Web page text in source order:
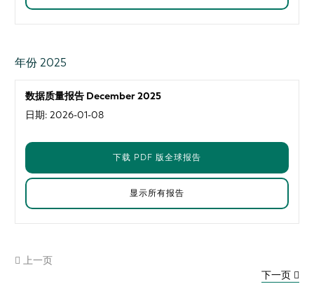
年份 2025
数据质量报告 December 2025
日期: 2026-01-08
下载 PDF 版全球报告
显示所有报告
上一页
下一页